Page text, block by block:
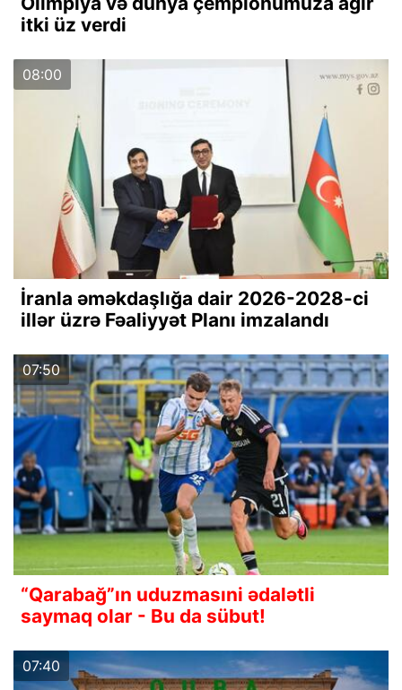
itki üz verdi
08:00
İranla əməkdaşlığa dair 2026-2028-ci
illər üzrə Fəaliyyət Planı imzalandı
07:50
“Qarabağ”ın uduzmasıni ədalətli
saymaq olar - Bu da sübut!
07:40